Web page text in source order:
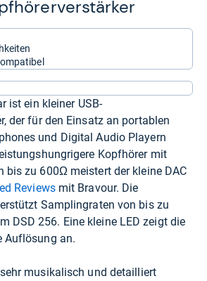
ist ein kleiner USB-
der für den Einsatz an portablen
und Digital Audio Playern
Kopfhörer mit
bis zu 600Ω meistert der kleine DAC
Reviewsmit Bravour. Die
Samplingraten von bis zu
DSD 256. Eine kleine LED zeigt die
Auflösung an.
musikalisch und detailliert